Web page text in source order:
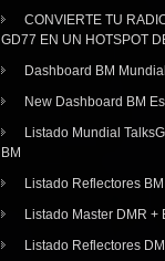
CONVIERTE TU
GD77 EN UN HOTSPOT
Dashboard BM
New Dashboard BM
Listado Mundial
BM
Listado Reflectores BM
Listado Master DMR +
Listado Reflectores